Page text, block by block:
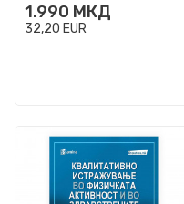
1.990 МКД
32,20 EUR